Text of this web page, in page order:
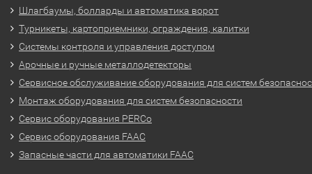
Шлагбаумы, болларды и автоматика ворот
Турникеты, картоприемники, ограждения, калитки
Системы контроля и управления доступом
Арочные и ручные металлодетекторы
Сервисное обслуживание оборудования для систем
Монтаж оборудования для систем безопасности
Сервис оборудования PERCo
Сервис оборудования FAAC
Запасные части для автоматики FAAC